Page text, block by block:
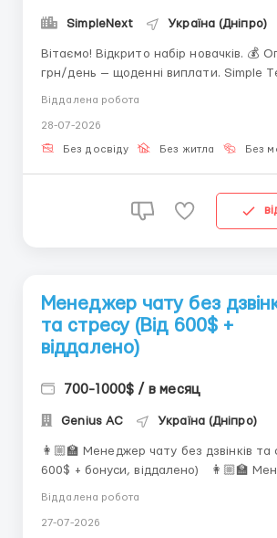
SimpleNext Україна (Дніпро)
Вітаємо! Відкрито набір новачків. 💰 Оплата: 1000
грн/день — щоденні виплати. Simple Tech — команда
сторінки. Тематика — просування бізнесу через
6 авторських послуг. &...
Віддалена робота
28-07-2026
Без досвіду Без житла Без
Менеджер чату без
та стресу (Від 600$ +
віддалено)
700-1000$ / в месяц
Genius AС Україна (Дніпро)
👩🏼‍🏫 Менеджер чату без дзвінків та
600$ + бонуси, віддалено) 👩🏼‍🏫 Менеджер в
Віддалена робота
27-07-2026